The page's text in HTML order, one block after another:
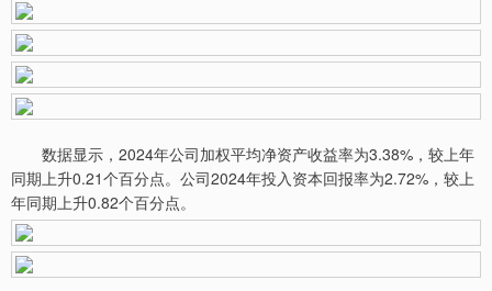
数据显示，2024年公司加权平均净资产收益率为3.38%，较上年
同期上升0.21个百分点。公司2024年投入资本回报率为2.72%，较上
年同期上升0.82个百分点。